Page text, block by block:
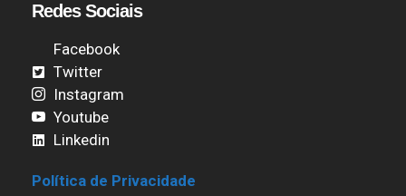
Redes Sociais
Facebook
Twitter
Instagram
Youtube
Linkedin
Política de Privacidade